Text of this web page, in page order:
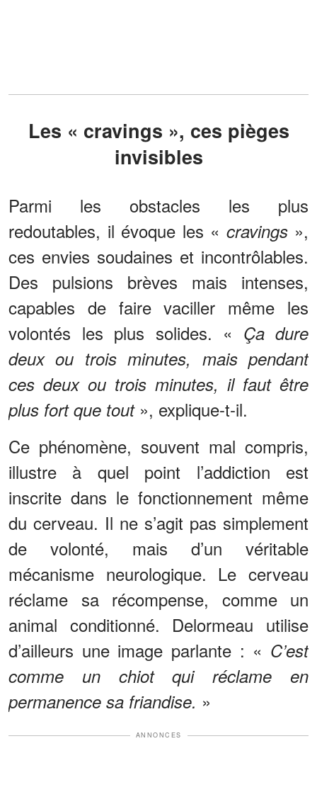
Les « cravings », ces pièges
invisibles
Parmi les obstacles les plus
redoutables, il évoque les « cravings »,
ces envies soudaines et incontrôlables.
Des pulsions brèves mais intenses,
capables de faire vaciller même les
volontés les plus solides. « Ça dure
deux ou trois minutes, mais pendant
ces deux ou trois minutes, il faut être
plus fort que tout», explique-t-il.
Ce phénomène, souvent mal compris,
illustre à quel point l’addiction est
inscrite dans le fonctionnement même
du cerveau. Il ne s’agit pas simplement
de volonté, mais d’un véritable
mécanisme neurologique. Le cerveau
réclame sa récompense, comme un
animal conditionné. Delormeau utilise
d’ailleurs une image parlante : « C’est
comme un chiot qui réclame en
permanence sa friandise. »
ANNONCES